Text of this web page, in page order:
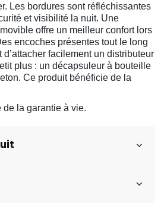
Les bordures sont réfléchissantes
et visibilité la nuit. Une
offre un meilleur confort lors
encoches présentes tout le long
facilement un distributeur
plus : un décapsuleur à bouteille
Ce produit bénéficie de la
de la garantie à vie.